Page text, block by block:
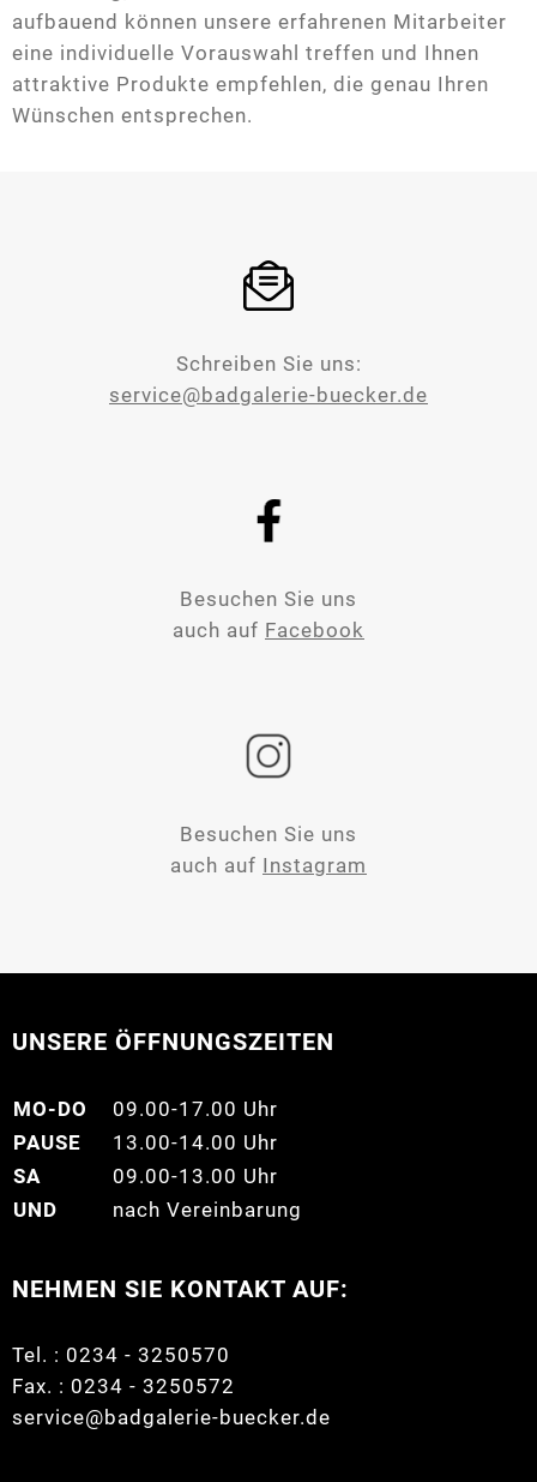
aufbauend können unsere erfahrenen Mitarbeiter
eine individuelle Vorauswahl treffen und Ihnen
attraktive Produkte empfehlen, die genau Ihren
Wünschen entsprechen.
Schreiben Sie uns:
service@badgalerie-buecker.de
Besuchen Sie uns
auch auf Facebook
Besuchen Sie uns
auch auf Instagram
UNSERE ÖFFNUNGSZEITEN
MO-DO
09.00-17.00 Uhr
PAUSE
13.00-14.00 Uhr
SA
09.00-13.00 Uhr
UND
nach Vereinbarung
NEHMEN SIE KONTAKT AUF:
Tel. : 0234 - 3250570
Fax. : 0234 - 3250572
service@badgalerie-buecker.de